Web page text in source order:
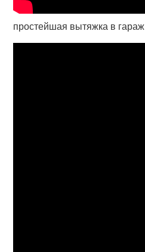
простейшая вытяжка в гараж